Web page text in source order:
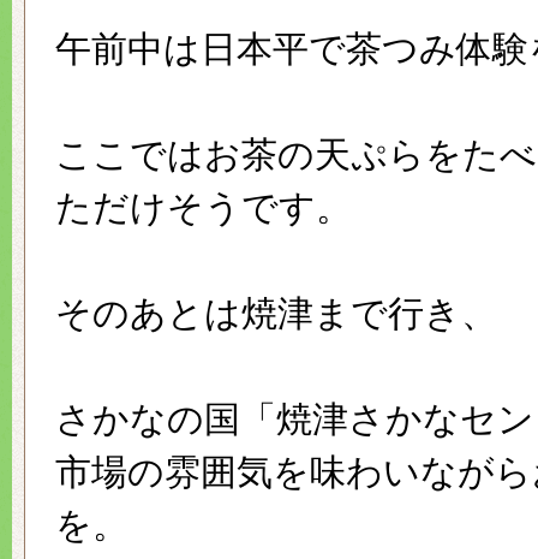
午前中は日本平で茶つみ体
ここではお茶の天ぷらをた
ただけそうです。
そのあとは焼津まで行き、
さかなの国「焼津さかなセ
市場の雰囲気を味わいなが
を。